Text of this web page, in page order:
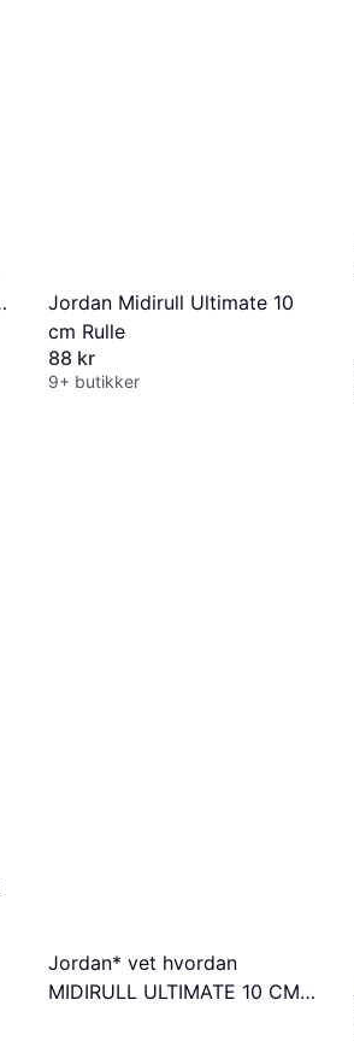
Jordan Midirull Ultimate 10
cm Rulle
88 kr
9+ butikker
Jordan* vet hvordan
MIDIRULL ULTIMATE 10 CM